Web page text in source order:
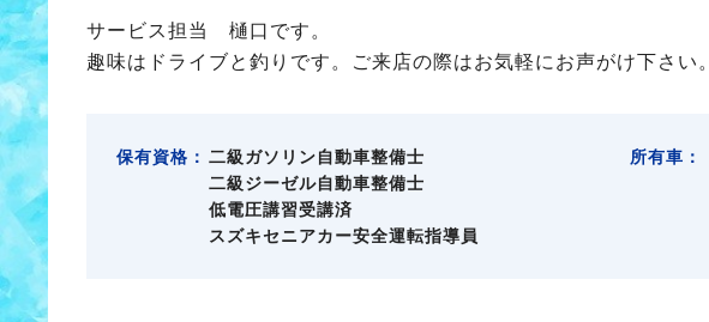
サービス担当 樋口です。
趣味はドライブと釣りです。ご来店の際はお気軽にお声がけ下さい
保有資格： 二級ガソリン自動車整備士
二級ジーゼル自動車整備士
低電圧講習受講済
スズキセニアカー安全運転指導員
所有車：